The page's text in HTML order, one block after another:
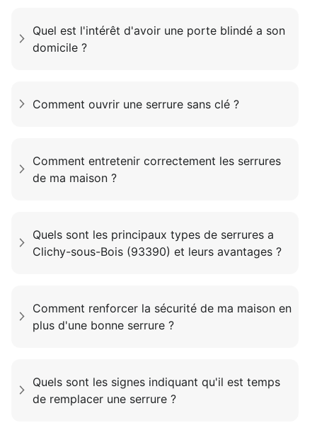
Quel est l'intérêt d'avoir une porte blindé a son
domicile ?
Comment ouvrir une serrure sans clé ?
Comment entretenir correctement les serrures
de ma maison ?
Quels sont les principaux types de serrures a
Clichy-sous-Bois (93390) et leurs avantages ?
Comment renforcer la sécurité de ma maison en
plus d'une bonne serrure ?
Quels sont les signes indiquant qu'il est temps
de remplacer une serrure ?